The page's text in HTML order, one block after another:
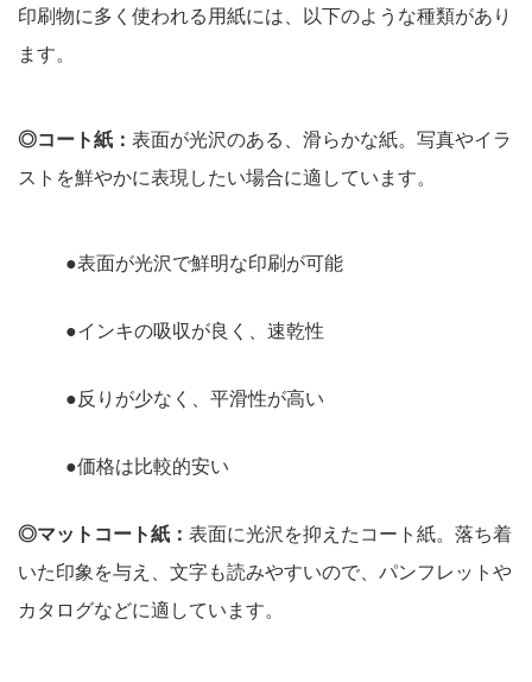
印刷物に多く使われる用紙には、以下のような種類があり
ます。
◎コート紙： 表面が光沢のある、滑らかな紙。写真やイラ
ストを鮮やかに表現したい場合に適しています。
●表面が光沢で鮮明な印刷が可能
●インキの吸収が良く、速乾性
●反りが少なく、平滑性が高い
●価格は比較的安い
◎マットコート紙： 表面に光沢を抑えたコート紙。落ち着
いた印象を与え、文字も読みやすいので、パンフレットや
カタログなどに適しています。